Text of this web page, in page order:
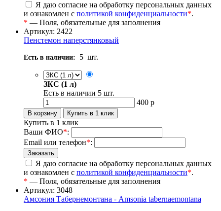
Я даю согласие на обработку персональных данных
и ознакомлен с политикой конфиденциальности*.
* — Поля, обязательные для заполнения
Артикул: 2422
Пенстемон наперстянковый
Есть в наличии: 5 шт.
ЗКС (1 л)
Есть в наличии 5 шт.
400 р
Купить в 1 клик
Ваши ФИО*:
Email или телефон*:
Я даю согласие на обработку персональных данных
и ознакомлен с политикой конфиденциальности*.
* — Поля, обязательные для заполнения
Артикул: 3048
Амсония Табернемонтана - Amsonia tabernaemontana